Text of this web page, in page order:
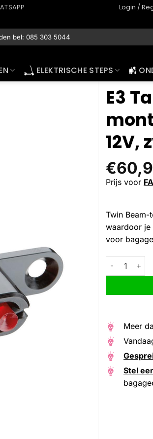
Login /
ELEKTRISCHE STEPS
E3
12V,
€
Prijs voor
Twin
waardoor je
voor
E3 Tail Light
Alternative:
Meer
Stel